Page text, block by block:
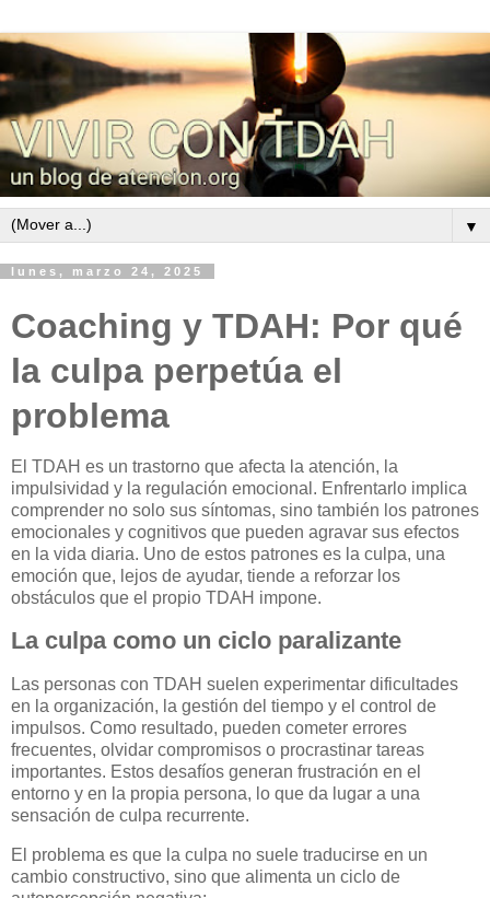
▼
lunes, marzo 24, 2025
Coaching y TDAH: Por qué
la culpa perpetúa el
problema
El TDAH es un trastorno que afecta la atención, la
impulsividad y la regulación emocional. Enfrentarlo implica
comprender no solo sus síntomas, sino también los patrones
emocionales y cognitivos que pueden agravar sus efectos
en la vida diaria. Uno de estos patrones es la culpa, una
emoción que, lejos de ayudar, tiende a reforzar los
obstáculos que el propio TDAH impone.
La culpa como un ciclo paralizante
Las personas con TDAH suelen experimentar dificultades
en la organización, la gestión del tiempo y el control de
impulsos. Como resultado, pueden cometer errores
frecuentes, olvidar compromisos o procrastinar tareas
importantes. Estos desafíos generan frustración en el
entorno y en la propia persona, lo que da lugar a una
sensación de culpa recurrente.
El problema es que la culpa no suele traducirse en un
cambio constructivo, sino que alimenta un ciclo de